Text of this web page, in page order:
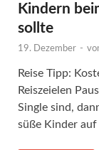
Kindern
sollte
19. Dezember -
Reise Tipp:
Reiszeielen
Single sind,
süße Kinder